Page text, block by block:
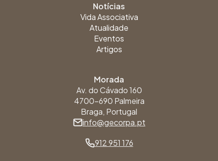
Notícias
Vida Associativa
Atualidade
Eventos
Artigos
Morada
Av. do Cávado 160
4700-690 Palmeira
Braga, Portugal
info@gecorpa.pt
912 951 176